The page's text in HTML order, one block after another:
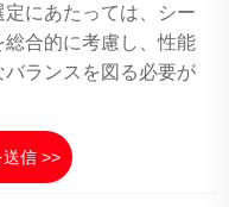
にあたっては、シー
合的に考慮し、性能
ランスを図る必要が
信 >>